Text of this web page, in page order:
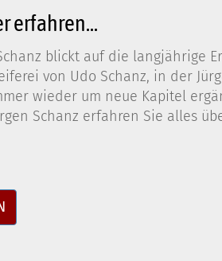
erfahren...
blickt auf die langjährige
von Udo Schanz, in der
wieder um neue Kapitel
Schanz erfahren Sie alles